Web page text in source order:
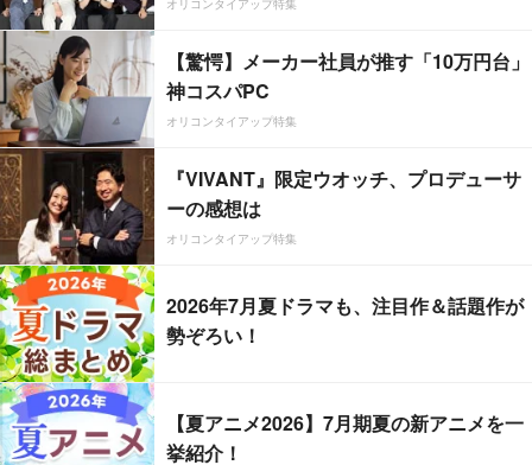
オリコンタイアップ特集
【驚愕】メーカー社員が推す「10万円台」
神コスパPC
オリコンタイアップ特集
『VIVANT』限定ウオッチ、プロデューサ
ーの感想は
オリコンタイアップ特集
2026年7月夏ドラマも、注目作＆話題作が
勢ぞろい！
【夏アニメ2026】7月期夏の新アニメを一
挙紹介！